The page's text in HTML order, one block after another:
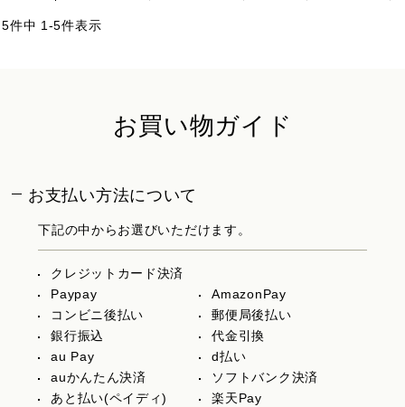
5件中 1-5件表示
お買い物ガイド
お支払い方法について
下記の中からお選びいただけます。
クレジットカード決済
Paypay
AmazonPay
コンビニ後払い
郵便局後払い
銀行振込
代金引換
au Pay
d払い
auかんたん決済
ソフトバンク決済
あと払い(ペイディ)
楽天Pay